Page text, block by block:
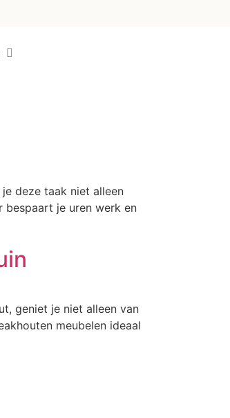
deze taak niet alleen
bespaart je uren werk en
geniet je niet alleen van
meubelen ideaal